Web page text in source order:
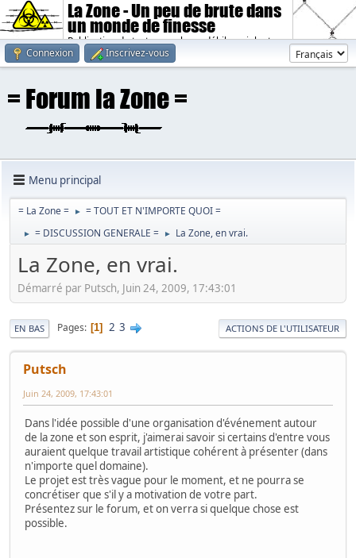
La Zone - Un peu de brute dans
un monde de finesse
Publication de textes sombres, débiles, violents.
Connexion
Inscrivez-vous
Menu principal
= La Zone = ► = TOUT ET N'IMPORTE QUOI =
► = DISCUSSION GENERALE = ► La Zone, en vrai.
La Zone, en vrai.
Démarré par Putsch, Juin 24, 2009, 17:43:01
EN BAS Pages 1 2 3 ACTIONS DE L'UTILISATEUR
Putsch
Juin 24, 2009, 17:43:01
Dans l'idée possible d'une organisation d'événement autour
de la zone et son esprit, j'aimerai savoir si certains d'entre vous
auraient quelque travail artistique cohérent à présenter (dans
n'importe quel domaine).
Le projet est très vague pour le moment, et ne pourra se
concrétiser que s'il y a motivation de votre part.
Présentez sur le forum, et on verra si quelque chose est
possible.